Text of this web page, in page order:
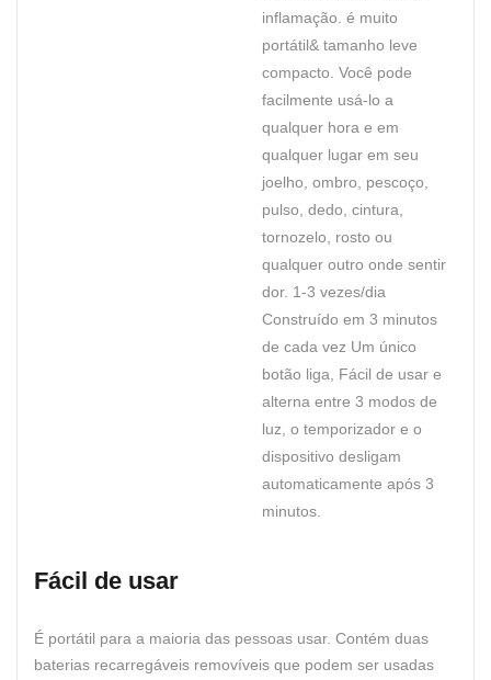
inflamação. é muito
portátil& tamanho leve
compacto. Você pode
facilmente usá-lo a
qualquer hora e em
qualquer lugar em seu
joelho, ombro, pescoço,
pulso, dedo, cintura,
tornozelo, rosto ou
qualquer outro onde sentir
dor. 1-3 vezes/dia
Construído em 3 minutos
de cada vez Um único
botão liga, Fácil de usar e
alterna entre 3 modos de
luz, o temporizador e o
dispositivo desligam
automaticamente após 3
minutos.
Fácil de usar
É portátil para a maioria das pessoas usar. Contém duas
baterias recarregáveis ​​removíveis que podem ser usadas